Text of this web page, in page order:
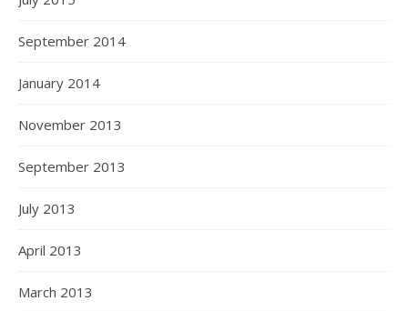
September 2014
January 2014
November 2013
September 2013
July 2013
April 2013
March 2013